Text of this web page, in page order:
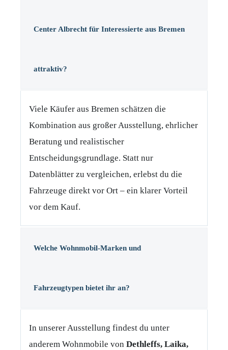
Center Albrecht für Interessierte aus Bremen
attraktiv?
Viele Käufer aus Bremen schätzen die
Kombination aus großer Ausstellung, ehrlicher
Beratung und realistischer
Entscheidungsgrundlage. Statt nur
Datenblätter zu vergleichen, erlebst du die
Fahrzeuge direkt vor Ort – ein klarer Vorteil
vor dem Kauf.
Welche Wohnmobil-Marken und
Fahrzeugtypen bietet ihr an?
In unserer Ausstellung findest du unter
anderem Wohnmobile von Dethleffs, Laika,